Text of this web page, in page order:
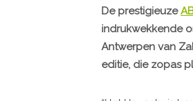
De prestigieuze
indrukwekkende
Antwerpen van
editie, die zopas